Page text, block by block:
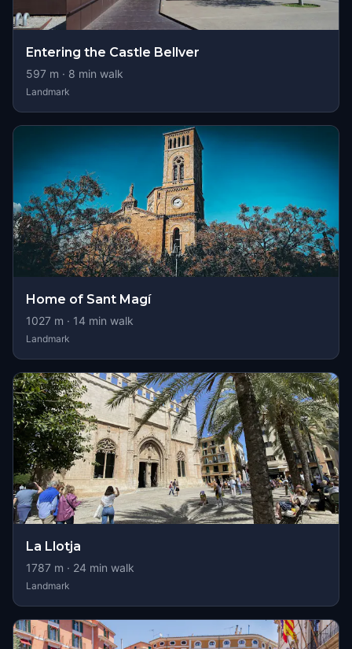
Entering the Castle Bellver
597 m · 8 min walk
Landmark
Home of Sant Magí
1027 m · 14 min walk
Landmark
La Llotja
1787 m · 24 min walk
Landmark